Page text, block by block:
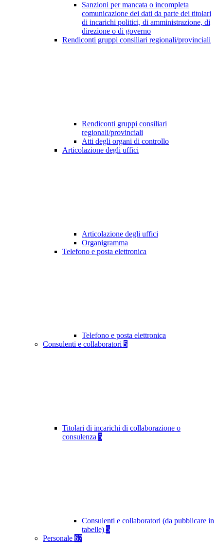
Sanzioni per mancata o incompleta
comunicazione dei dati da parte dei titolari
di incarichi politici, di amministrazione, di
direzione o di governo
Rendiconti gruppi consiliari regionali/provinciali
Rendiconti gruppi consiliari
regionali/provinciali
Atti degli organi di controllo
Articolazione degli uffici
Articolazione degli uffici
Organigramma
Telefono e posta elettronica
Telefono e posta elettronica
Consulenti e collaboratori 5
Titolari di incarichi di collaborazione o
consulenza 5
Consulenti e collaboratori (da pubblicare in
tabelle) 5
Personale 67